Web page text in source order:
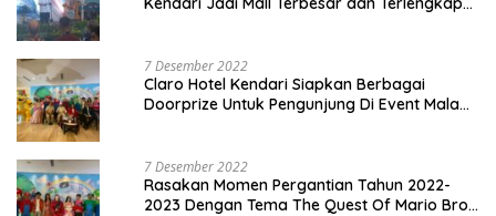
7 Desember 2022
Claro Hotel Kendari Siapkan Berbagai
Doorprize Untuk Pengunjung Di Event Malam
7 Desember 2022
Rasakan Momen Pergantian Tahun 2022-
2023 Dengan Tema The Quest Of Mario Bros